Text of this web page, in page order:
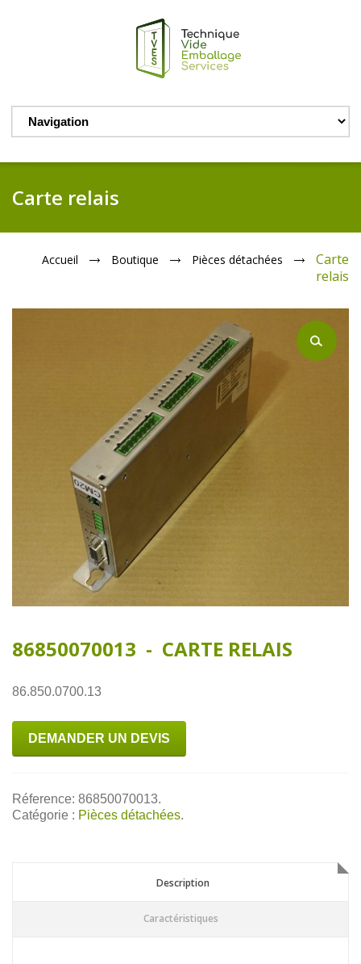
Carte relais
Accueil Boutique Pièces détachées
Carte
relais
86850070013 - CARTE RELAIS
86.850.0700.13
DEMANDER UN DEVIS
Réference: 86850070013.
Catégorie : Pièces détachées.
Description
Description
Caractéristiques